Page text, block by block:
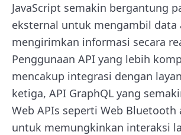
JavaScript semakin bergantung
eksternal untuk mengambil data
mengirimkan informasi secara
Penggunaan API yang lebih
mencakup integrasi dengan
ketiga, API GraphQL yang
Web APIs seperti Web Bluetooth
untuk memungkinkan interaksi